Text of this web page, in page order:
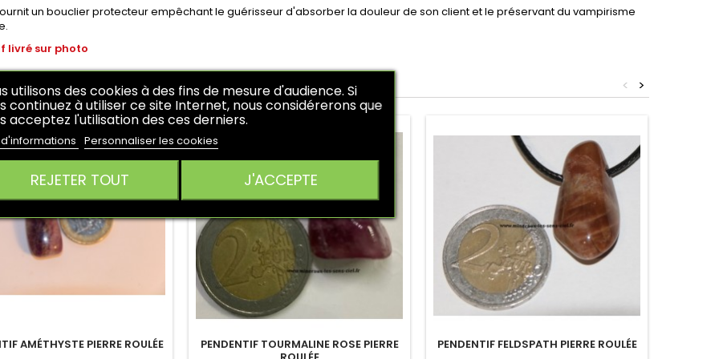
un bouclier protecteur empêchant le guérisseur d'absorber la douleur de son client et le préservant du vampirisme
livré sur photo
PRODUITS DANS LA MÊME CATÉGORIE : >
<
AMÉTHYSTE PIERRE ROULÉE
PENDENTIF TOURMALINE ROSE PIERRE
PENDENTIF FELDSPATH PIERRE ROULÉE
utilisons des cookies à des fins de mesure d'audience. Si
continuez à utiliser ce site Internet, nous considérerons que
acceptez l'utilisation des ces derniers.
d'informations Personnaliser les cookies
REJETER TOUT J'ACCEPTE